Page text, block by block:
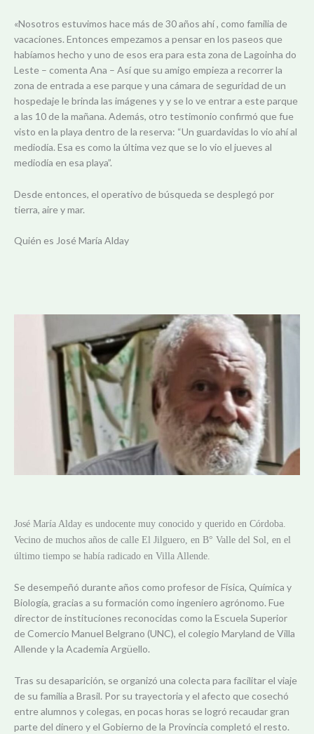
«Nosotros estuvimos hace más de 30 años ahí , como familia de
vacaciones. Entonces empezamos a pensar en los paseos que
habíamos hecho y uno de esos era para esta zona de Lagoinha do
Leste – comenta Ana – Así que su amigo empieza a recorrer la
zona de entrada a ese parque y una cámara de seguridad de un
hospedaje le brinda las imágenes y y se lo ve entrar a este parque
a las 10 de la mañana. Además, otro testimonio confirmó que fue
visto en la playa dentro de la reserva: “Un guardavidas lo vio ahí al
mediodía. Esa es como la última vez que se lo vio el jueves al
mediodía en esa playa”.
Desde entonces, el operativo de búsqueda se desplegó por
tierra, aire y mar.
Quién es José María Alday
José María Alday es undocente muy conocido y querido en Córdoba.
Vecino de muchos años de calle El Jilguero, en B° Valle del Sol, en el
último tiempo se había radicado en Villa Allende.
Se desempeñó durante años como profesor de Física, Química y
Biología, gracias a su formación como ingeniero agrónomo. Fue
director de instituciones reconocidas como la Escuela Superior
de Comercio Manuel Belgrano (UNC), el colegio Maryland de Villa
Allende y la Academia Argüello.
Tras su desaparición, se organizó una colecta para facilitar el viaje
de su familia a Brasil. Por su trayectoria y el afecto que cosechó
entre alumnos y colegas, en pocas horas se logró recaudar gran
parte del dinero y el Gobierno de la Provincia completó el resto.